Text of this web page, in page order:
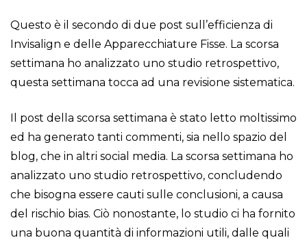
Questo è il secondo di due post sull’efficienza di
Invisalign e delle Apparecchiature Fisse. La scorsa
settimana ho analizzato uno studio retrospettivo,
questa settimana tocca ad una revisione sistematica.
Il post della scorsa settimana è stato letto moltissimo
ed ha generato tanti commenti, sia nello spazio del
blog, che in altri social media. La scorsa settimana ho
analizzato uno studio retrospettivo, concludendo
che bisogna essere cauti sulle conclusioni, a causa
del rischio bias. Ciò nonostante, lo studio ci ha fornito
una buona quantità di informazioni utili, dalle quali